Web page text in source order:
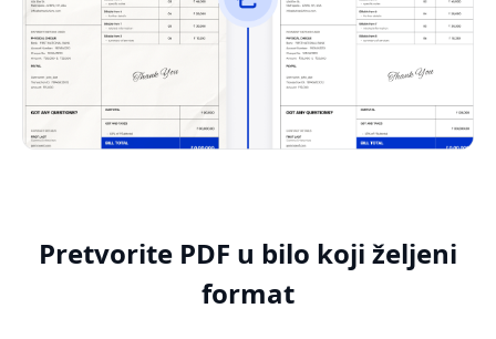
Pretvorite PDF u bilo koji željeni
format